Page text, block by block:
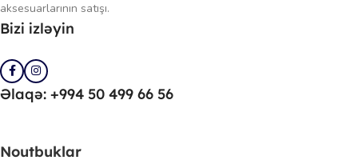
aksesuarlarının satışı.
Bizi izləyin
Əlaqə: +994 50 499 66 56
Noutbuklar